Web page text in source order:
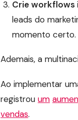
Crie workflows
leads do
momento certo.
Ademais, a
Ao implementar
registrou um
vendas.